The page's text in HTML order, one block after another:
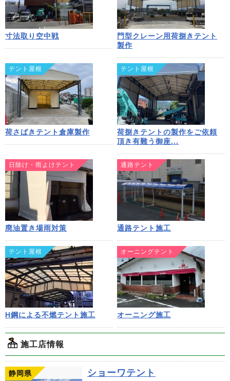
寸法取り空中戦
門型クレーン用荷捌きテント
製作
テント屋根
荷さばきテント倉庫製作
テント屋根
荷捌きテントの製作をご依頼
頂き有難う御座...
日除け・雨よけテント
廃油置き場雨対策
通路テント
通路テント施工
テント屋根
H鋼による不燃テント施工
オーニングテント
オーニング施工
施工店情報
静岡県 ショーワテント